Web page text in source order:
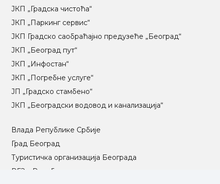
ЈКП „Градска чистоћа“
ЈКП „Паркинг сервис“
ЈКП Градско саобраћајно предузеће „Београд“
ЈКП „Београд пут“
ЈКП „Инфостан“
ЈКП „Погребне услуге“
ЈП „Градско стамбено“
ЈКП „Београдски водовод и канализација“
Влада Републике Србије
Град Београд
Туристичка организација Београда
РГЗ – Републички геодетски завод